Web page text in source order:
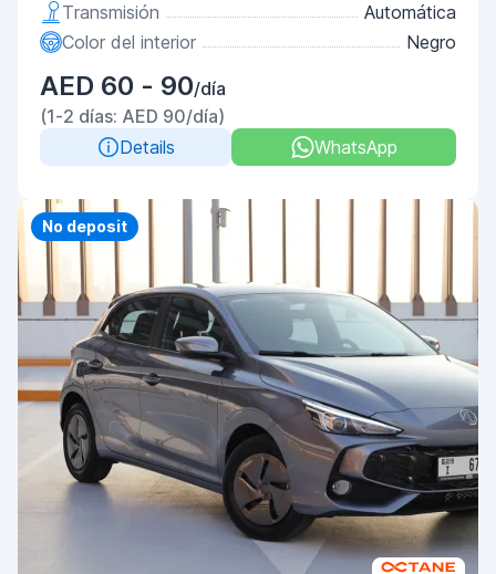
Transmisión
Automática
Color del interior
Negro
AED 60 - 90/día
(1-2 días: AED 90/día)
Details
WhatsApp
Priority
No deposit